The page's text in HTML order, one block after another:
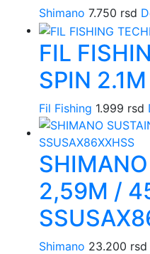
Shimano 7.750 rsd
FIL
SPIN
Fil Fishing 1.999 rsd
2,59M /
Shimano 23.200 rsd